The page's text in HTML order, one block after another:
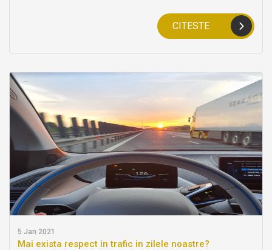
CITESTE
5 Jan 2021
Mai exista respect in trafic in zilele noastre?